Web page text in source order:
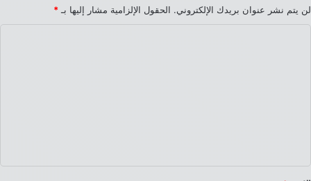
لن يتم نشر عنوان بريدك الإلكتروني. الحقول الإلزامية مشار إليها بـ *